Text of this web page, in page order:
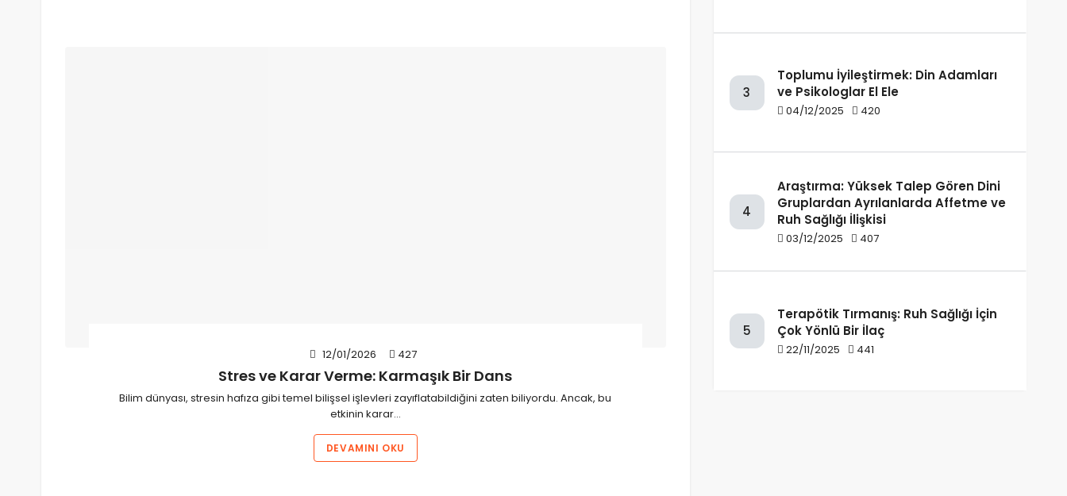
12/01/2026 427
Stres ve Karar Verme: Karmaşık Bir Dans
Bilim dünyası, stresin hafıza gibi temel bilişsel işlevleri zayıflatabildiğini zaten biliyordu. Ancak, bu
etkinin karar…
DEVAMINI OKU
3
Toplumu İyileştirmek: Din Adamları
ve Psikologlar El Ele
04/12/2025 420
4
Araştırma: Yüksek Talep Gören Dini
Gruplardan Ayrılanlarda Affetme ve
Ruh Sağlığı İlişkisi
03/12/2025 407
5
Terapötik Tırmanış: Ruh Sağlığı İçin
Çok Yönlü Bir İlaç
22/11/2025 441